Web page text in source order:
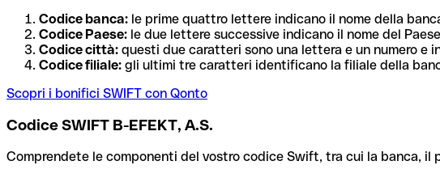
Codice banca: le prime quattro lettere indicano il nome della
Codice Paese: le due lettere successive indicano il nome del
Codice città: questi due caratteri sono una lettera e un numero e
Codice filiale: gli ultimi tre caratteri identificano la filiale della
Scopri i bonifici SWIFT con Qonto
Codice SWIFT B-EFEKT, A.S.
Comprendete le componenti del vostro codice Swift, tra cui la banca, il